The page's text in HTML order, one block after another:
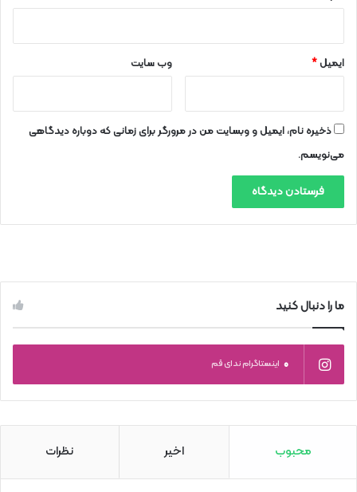
ایمیل* وب‌ سایت
ذخیره نام، ایمیل و وبسایت من در مرورگر برای زمانی که دوباره دیدگاهی
می‌نویسم.
ما را دنبال کنید
0 اینستاگرام ندای قم
محبوب اخیر نظرات